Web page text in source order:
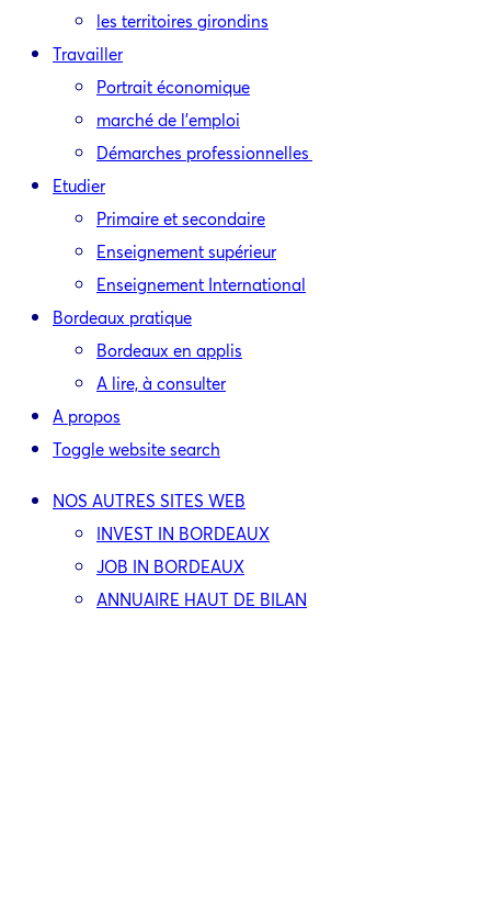
les territoires girondins
Travailler
Portrait économique
marché de l’emploi
Démarches professionnelles
Etudier
Primaire et secondaire
Enseignement supérieur
Enseignement International
Bordeaux pratique
Bordeaux en applis
A lire, à consulter
A propos
Toggle website search
NOS AUTRES SITES WEB
INVEST IN BORDEAUX
JOB IN BORDEAUX
ANNUAIRE HAUT DE BILAN